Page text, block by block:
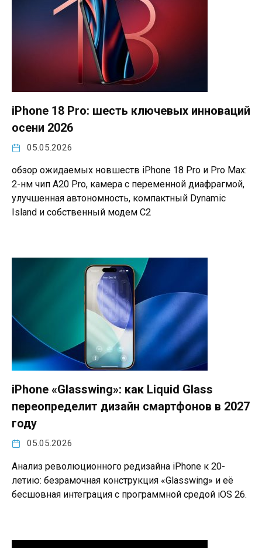
iPhone 18 Pro: шесть ключевых инноваций
осени 2026
05.05.2026
обзор ожидаемых новшеств iPhone 18 Pro и Pro Max:
2-нм чип A20 Pro, камера с переменной диафрагмой,
улучшенная автономность, компактный Dynamic
Island и собственный модем C2
iPhone «Glasswing»: как Liquid Glass
переопределит дизайн смартфонов в 2027
году
05.05.2026
Анализ революционного редизайна iPhone к 20-
летию: безрамочная конструкция «Glasswing» и её
бесшовная интеграция с программной средой iOS 26.